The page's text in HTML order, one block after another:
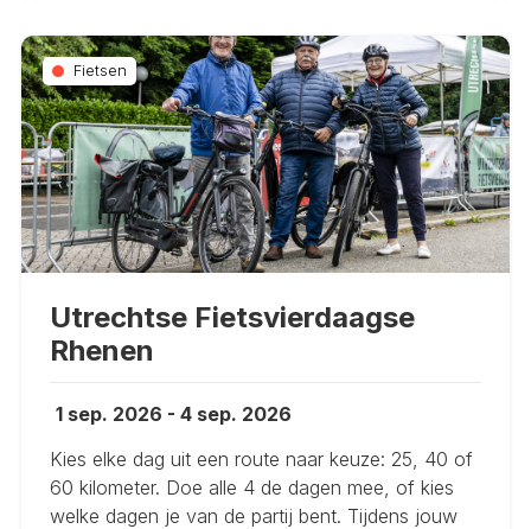
Fietsen
Utrechtse Fietsvierdaagse
Rhenen
1 sep. 2026 - 4 sep. 2026
Kies elke dag uit een route naar keuze: 25, 40 of
60 kilometer. Doe alle 4 de dagen mee, of kies
welke dagen je van de partij bent. Tijdens jouw